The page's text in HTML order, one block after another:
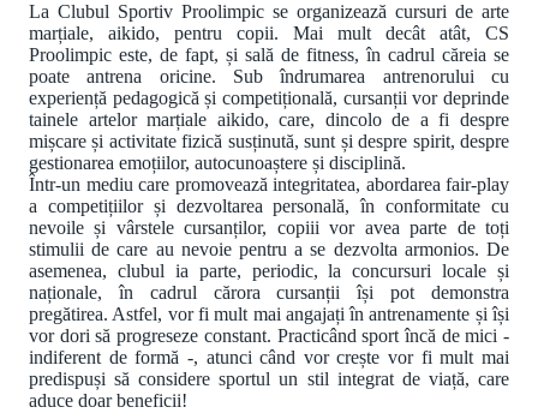
La Clubul Sportiv Proolimpic se organizează cursuri de arte
marțiale, aikido, pentru copii. Mai mult decât atât, CS
Proolimpic este, de fapt, și sală de fitness, în cadrul căreia se
poate antrena oricine. Sub îndrumarea antrenorului cu
experiență pedagogică și competițională, cursanții vor deprinde
tainele artelor marțiale aikido, care, dincolo de a fi despre
mișcare și activitate fizică susținută, sunt și despre spirit, despre
gestionarea emoțiilor, autocunoaștere și disciplină.
Într-un mediu care promovează integritatea, abordarea fair-play
a competițiilor și dezvoltarea personală, în conformitate cu
nevoile și vârstele cursanților, copiii vor avea parte de toți
stimulii de care au nevoie pentru a se dezvolta armonios. De
asemenea, clubul ia parte, periodic, la concursuri locale și
naționale, în cadrul cărora cursanții își pot demonstra
pregătirea. Astfel, vor fi mult mai angajați în antrenamente și își
vor dori să progreseze constant. Practicând sport încă de mici -
indiferent de formă -, atunci când vor crește vor fi mult mai
predispuși să considere sportul un stil integrat de viață, care
aduce doar beneficii!